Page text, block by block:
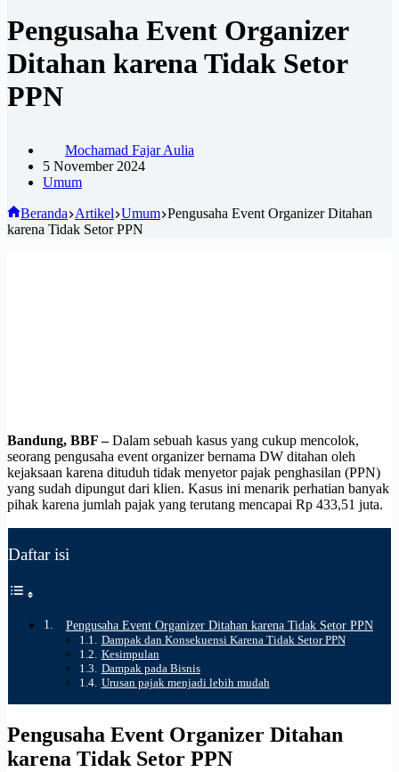
Pengusaha Event Organizer
Ditahan karena Tidak Setor
PPN
Mochamad Fajar Aulia
5 November 2024
Umum
Beranda Artikel Umum Pengusaha Event Organizer Ditahan
karena Tidak Setor PPN
Bandung, BBF –Dalam sebuah kasus yang cukup mencolok,
seorang pengusaha event organizer bernama DW ditahan oleh
kejaksaan karena dituduh tidak menyetor pajak penghasilan (PPN)
yang sudah dipungut dari klien. Kasus ini menarik perhatian banyak
pihak karena jumlah pajak yang terutang mencapai Rp 433,51 juta.
Daftar isi
Pengusaha Event Organizer Ditahan karena Tidak Setor PPN
Dampak dan Konsekuensi Karena Tidak Setor PPN
Kesimpulan
Dampak pada Bisnis
Urusan pajak menjadi lebih mudah
Pengusaha Event Organizer Ditahan
karena Tidak Setor PPN